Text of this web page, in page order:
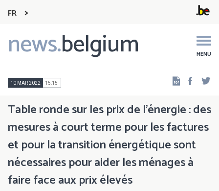
FR
news.belgium MENU
Main
navigation
10 MAR 2022 15:15
Table ronde sur les prix de l’énergie : des
mesures à court terme pour les factures
et pour la transition énergétique sont
nécessaires pour aider les ménages à
faire face aux prix élevés